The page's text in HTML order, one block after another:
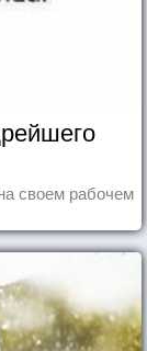
своем рабочем